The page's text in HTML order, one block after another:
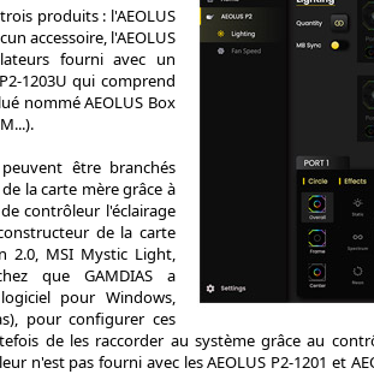
produits : l'AEOLUS
accessoire, l'AEOLUS
fourni avec un
1203U qui comprend
nommé AEOLUS Box
peuvent être branchés
la carte mère grâce à
contrôleur l'éclairage
de la carte
2.0, MSI Mystic Light,
que GAMDIAS a
pour Windows,
pour configurer ces
de les raccorder au système grâce au
n'est pas fourni avec les AEOLUS P2-1201 et